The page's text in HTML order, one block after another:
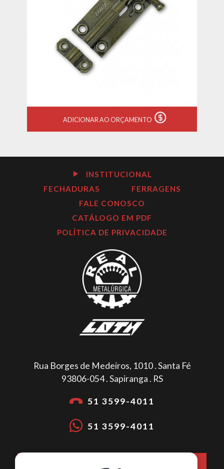
ADICIONAR AO ORÇAMENTO
INSTITUCIONAL
FECHADURAS
FERRAGENS
FALE CONOSCO
CATÁLOGO EM PDF
POLÍTICA DE PRIVACIDADE
Rua Borges de Medeiros, 1010 . Santa Fé
93806-054 . Sapiranga . RS
51 3599-4011
51 3599-4011